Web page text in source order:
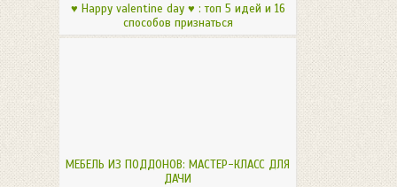
♥ Happy valentine day ♥ : топ 5 идей и 16
способов признаться
МЕБЕЛЬ ИЗ ПОДДОНОВ: МАСТЕР-КЛАСС ДЛЯ
ДАЧИ